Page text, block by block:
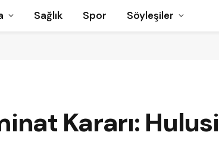
Sağlık Spor Söyleşiler
Kararı: Hulusi